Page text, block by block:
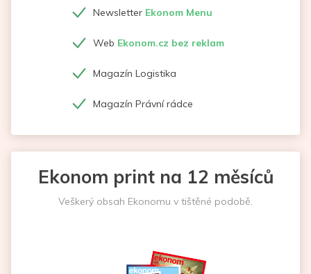
Newsletter Ekonom Menu
Web Ekonom.cz bez reklam
Magazín Logistika
Magazín Právní rádce
Ekonom print na 12 měsíců
Veškerý obsah Ekonomu v tištěné podobě.